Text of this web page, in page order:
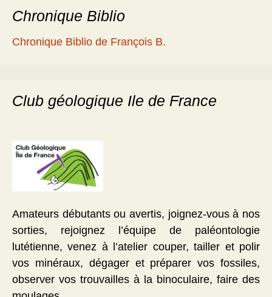
Chronique Biblio
Chronique Biblio de François B.
Club géologique Ile de France
Amateurs débutants ou avertis, joignez-vous à nos
sorties, rejoignez l’équipe de paléontologie
lutétienne, venez à l’atelier couper, tailler et polir
vos minéraux, dégager et préparer vos fossiles,
observer vos trouvailles à la binoculaire, faire des